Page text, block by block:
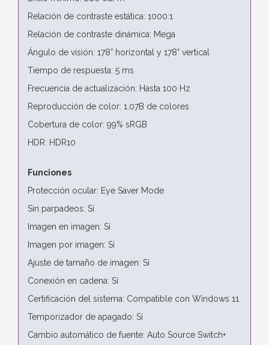
Relación de contraste estática: 1000:1
Relación de contraste dinámica: Mega
Ángulo de visión: 178° horizontal y 178° vertical
Tiempo de respuesta: 5 ms
Frecuencia de actualización: Hasta 100 Hz
Reproducción de color: 1.07B de colores
Cobertura de color: 99% sRGB
HDR: HDR10
Funciones
Protección ocular: Eye Saver Mode
Sin parpadeos: Sí
Imagen en imagen: Sí
Imagen por imagen: Sí
Ajuste de tamaño de imagen: Sí
Conexión en cadena: Sí
Certificación del sistema: Compatible con Windows 11
Temporizador de apagado: Sí
Cambio automático de fuente: Auto Source Switch+